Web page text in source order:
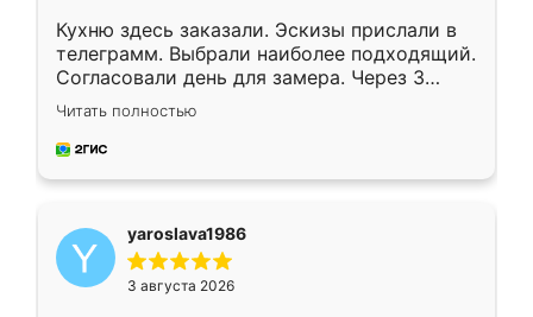
Кухню здесь заказали. Эскизы прислали в
телеграмм. Выбрали наиболее подходящий.
Согласовали день для замера. Через 3
недели кухня была уже готова. Остались
довольны работой. Спасибо Ренессанс
мебель за качественную работу!
Читать полностью
yaroslava1986
3 августа 2026